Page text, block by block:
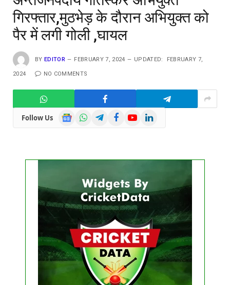
गिरफ्तार,मुठभेड़ के दौरान अभियुक्त को
पैर में लगी गोली ,घायल
BY EDITOR FEBRUARY 7, 2024 UPDATED: FEBRUARY 7,
2024 NO COMMENTS
Follow Us
GoogleWhatsAppTelegramFacebookYouTubeLinkedIn
FIXTURE
No live matches found.
See recent results
See fixtures